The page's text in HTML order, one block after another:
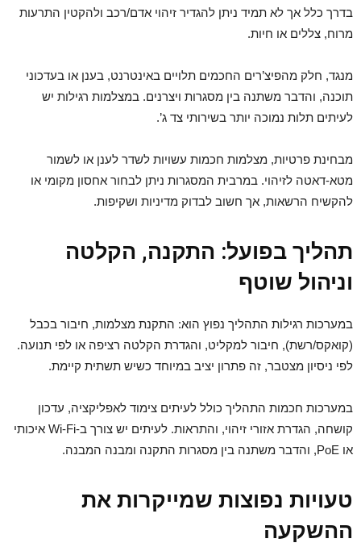
בדרך כלל אך לא תמיד ניתן להגדיר זיהוי אדם/רכב ולהקטין התרעות
מרוח, צללים או חיות.
מנגד, חלק מהפיצ’רים החכמים תלויים באינטרנט, בענן או בעדכוני
תוכנה, והדבר משתנה בין מסגרות ויצרנים. במצלמות רגילות יש
לעיתים תלות נמוכה יותר בשירותי צד ג’.
מבחינת פרטיות, מצלמות חכמות עשויות לשדר לענן או לשמור
מטא-דאטה לזיהוי. במרבית המסגרות ניתן לבחור אחסון מקומי או
להקשיח הרשאות, אך חשוב לבדוק מדיניות ושקיפות.
תהליך בפועל: התקנה, הקלטה
וניהול שוטף
במערכות רגילות התהליך נפוץ הוא: התקנת מצלמות, חיבור בכבל
(קואקס/רשת), חיבור למקליט, והגדרת הקלטה רציפה או לפי תנועה.
לפי ניסיון מצטבר, זה פתרון יציב במיוחד כשיש תשתית קיימת.
במערכות חכמות התהליך כולל לעיתים צימוד לאפליקציה, עדכון
קושחה, הגדרת אזורי זיהוי, והתראות. לעיתים יש צורך ב-Wi‑Fi איכותי
או PoE, והדבר משתנה בין מסגרות התקנה ומבנה המבנה.
טעויות נפוצות שמייקרות את
ההשקעה